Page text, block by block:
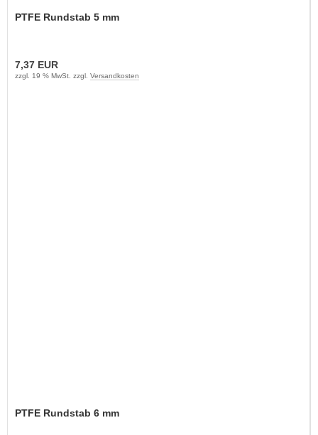
PTFE Rundstab 5 mm
7,37 EUR
zzgl. 19 % MwSt. zzgl. Versandkosten
PTFE Rundstab 6 mm